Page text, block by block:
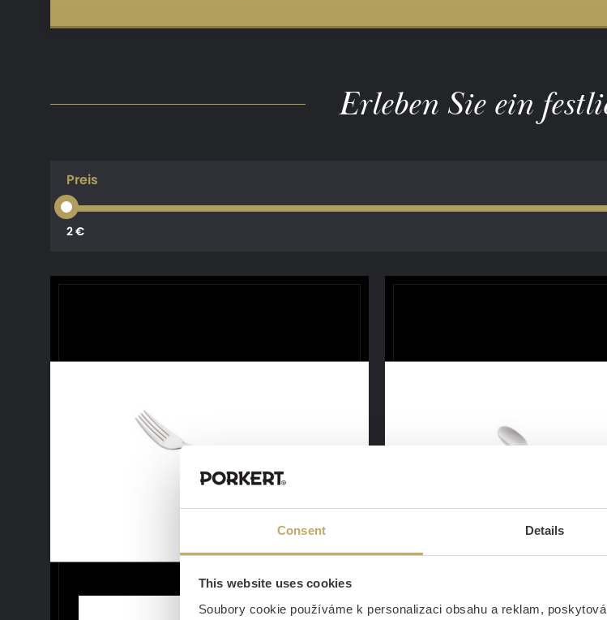
Consent Details
This website uses cookies
Soubory cookie používáme k personalizaci obsahu a reklam,
Erleben Sie ein
Preis
2 €